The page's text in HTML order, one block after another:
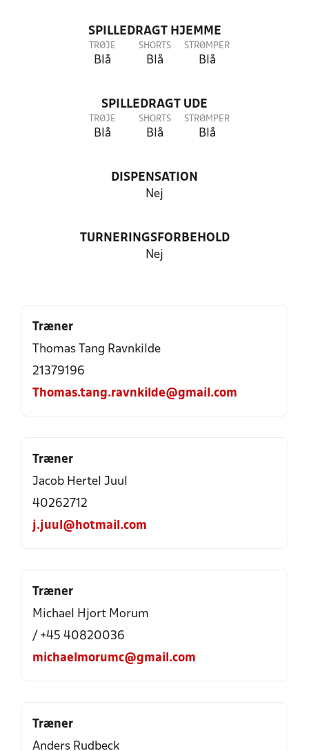
SPILLEDRAGT HJEMME
TRØJE
Blå
SHORTS
Blå
STRØMPER
Blå
SPILLEDRAGT UDE
TRØJE
Blå
SHORTS
Blå
STRØMPER
Blå
DISPENSATION
Nej
TURNERINGSFORBEHOLD
Nej
Træner
Thomas Tang Ravnkilde
21379196
Thomas.tang.ravnkilde@gmail.com
Træner
Jacob Hertel Juul
40262712
j.juul@hotmail.com
Træner
Michael Hjort Morum
/ +45 40820036
michaelmorumc@gmail.com
Træner
Anders Rudbeck